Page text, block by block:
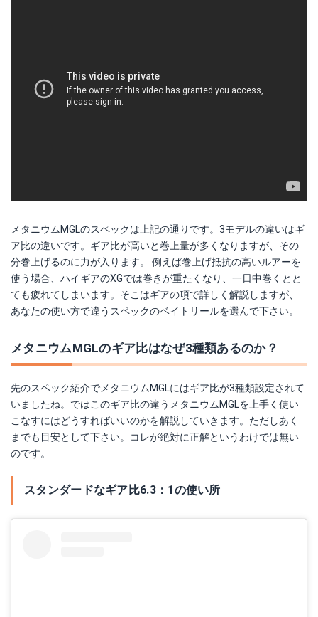
メタニウムMGLのスペックは上記の通りです。3モデルの違いはギ
ア比の違いです。ギア比が高いと巻上量が多くなりますが、その
分巻上げるのに力が入ります。 例えば巻上げ抵抗の高いルアーを
使う場合、ハイギアのXGでは巻きが重たくなり、一日中巻くとと
ても疲れてしまいます。そこはギアの項で詳しく解説しますが、
あなたの使い方で違うスペックのベイトリールを選んで下さい。
メタニウムMGLのギア比はなぜ3種類あるのか？
先のスペック紹介でメタニウムMGLにはギア比が3種類設定されて
いましたね。ではこのギア比の違うメタニウムMGLを上手く使い
こなすにはどうすればいいのかを解説していきます。ただしあく
までも目安として下さい。コレが絶対に正解というわけでは無い
のです。
スタンダードなギア比6.3：1の使い所